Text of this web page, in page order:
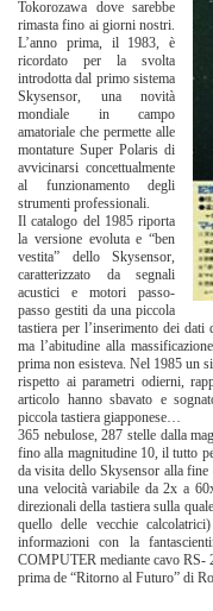
Tokorozawa dove sarebbe
rimasta fino ai giorni nostri.
L’anno prima, il 1983, è
ricordato per la svolta
introdotta dal primo sistema
Skysensor, una novità
mondiale in campo
amatoriale che permette alle
montature Super Polaris di
avvicinarsi concettualmente
al funzionamento degli
strumenti professionali.
Il catalogo del 1985 riporta
la versione evoluta e “ben
vestita” dello Skysensor,
caratterizzato da segnali
acustici e motori passo-
passo gestiti da una piccola
tastiera per l’inserimento dei
ma l’abitudine alla
prima non esisteva. Nel 1985 un
rispetto ai parametri odierni,
articolo hanno sbavato e
piccola tastiera giapponese…
365 nebulose, 287 stelle dalla
fino alla magnitudine 10, il tutto
da visita dello Skysensor alla
una velocità variabile da 2x a
direzionali della tastiera sulla
quello delle vecchie
informazioni con la
COMPUTER mediante cavo RS-
prima de “Ritorno al Futuro” di